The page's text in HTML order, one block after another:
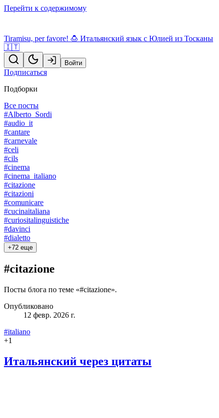
Перейти к содержимому
Tiramisu, per favore! 🍮 Итальянский язык с Юлией из Тосканы
🇮🇹
Войти
Подписаться
Подборки
Все посты
#Alberto_Sordi
#audio_it
#cantare
#carnevale
#celi
#cils
#cinema
#cinema_italiano
#citazione
#citazioni
#comunicare
#cucinaitaliana
#curiositalinguistiche
#davinci
#dialetto
+72 еще
#citazione
Посты блога по теме «#citazione».
Опубликовано
12 февр. 2026 г.
#italiano
+1
Итальянский через цитаты